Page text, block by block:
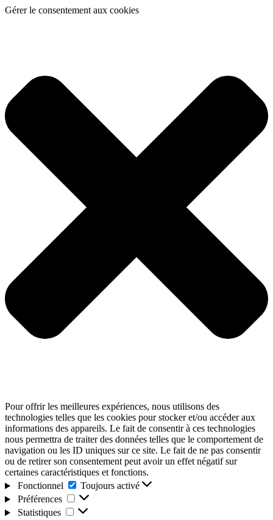
Gérer le consentement aux cookies
Pour offrir les meilleures expériences, nous utilisons des
technologies telles que les cookies pour stocker et/ou accéder aux
informations des appareils. Le fait de consentir à ces technologies
nous permettra de traiter des données telles que le comportement de
navigation ou les ID uniques sur ce site. Le fait de ne pas consentir
ou de retirer son consentement peut avoir un effet négatif sur
certaines caractéristiques et fonctions.
Fonctionnel
Toujours activé
Préférences
Statistiques